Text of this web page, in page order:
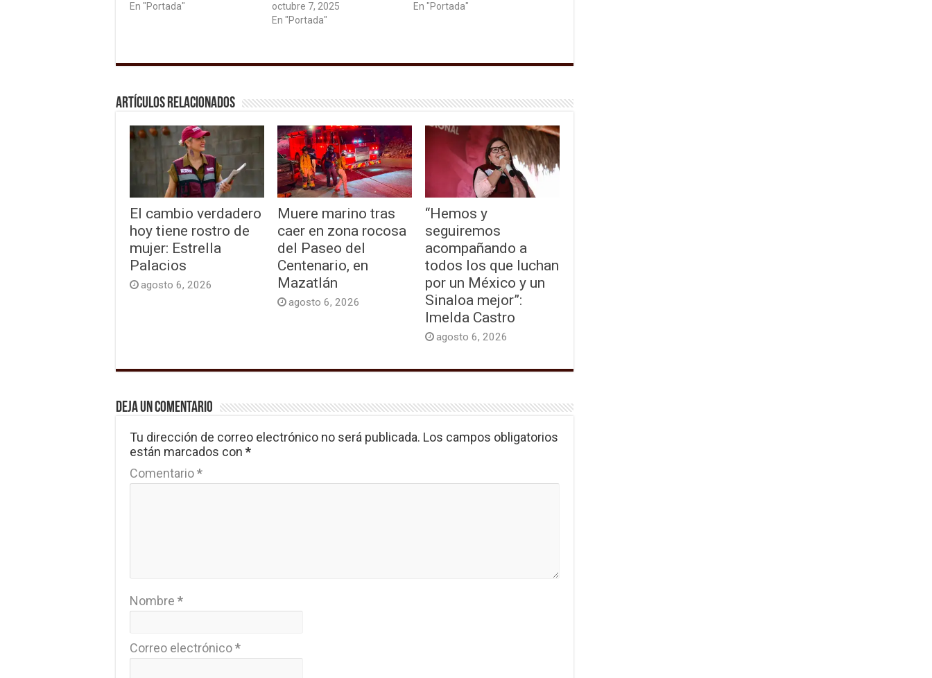
En "Portada"
octubre 7, 2025
En "Portada"
En "Portada"
Artículos relacionados
El cambio verdadero
hoy tiene rostro de
mujer: Estrella
Palacios
agosto 6, 2026
Muere marino tras
caer en zona rocosa
del Paseo del
Centenario, en
Mazatlán
agosto 6, 2026
“Hemos y
seguiremos
acompañando a
todos los que luchan
por un México y un
Sinaloa mejor”:
Imelda Castro
agosto 6, 2026
Deja un comentario
Tu dirección de correo electrónico no será publicada. Los campos obligatorios
están marcados con *
Comentario*
Nombre *
Correo electrónico*